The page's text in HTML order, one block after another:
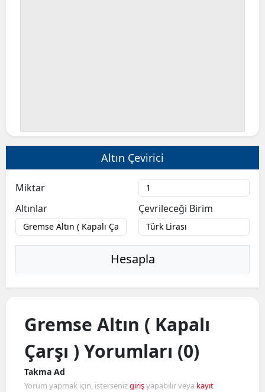
Altın Çevirici
Miktar
Altınlar
Çevrileceği Birim
Hesapla
Gremse Altın ( Kapalı
Çarşı ) Yorumları (0)
Takma Ad
Yorum yapmak için, istersenizgirişyapabilir veya kayıt